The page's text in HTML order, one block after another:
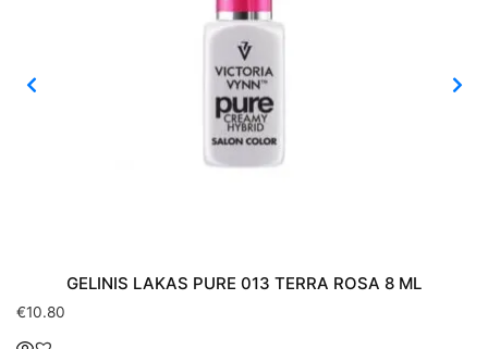
GELINIS LAKAS PURE 013 TERRA ROSA 8 ML
€10.80